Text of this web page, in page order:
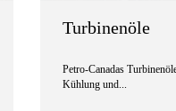
Turbinenöle
Petro-Canadas
Kühlung und...